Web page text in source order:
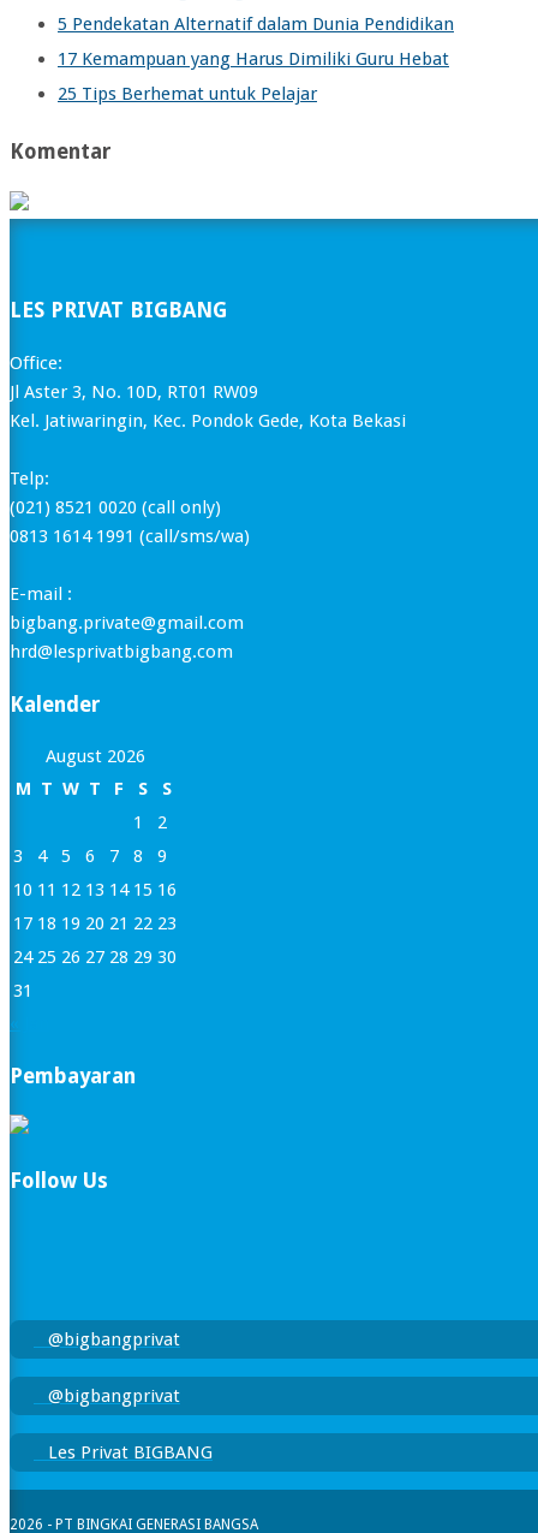
5 Pendekatan Alternatif dalam Dunia Pendidikan
17 Kemampuan yang Harus Dimiliki Guru Hebat
25 Tips Berhemat untuk Pelajar
Komentar
LES PRIVAT BIGBANG
Office:
Jl Aster 3, No. 10D, RT01 RW09
Kel. Jatiwaringin, Kec. Pondok Gede, Kota Bekasi
Telp:
(021) 8521 0020 (call only)
0813 1614 1991 (call/sms/wa)
E-mail :
bigbang.private@gmail.com
hrd@lesprivatbigbang.com
Kalender
August 2026
M T W T F S
S
1
2
3
4 5 6 7 8
9
10 11 12 13 14 15 16
17 18 19 20 21 22 23
24 25 26 27 28 29 30
31
« Jan
Pembayaran
Follow Us
@bigbangprivat
@bigbangprivat
Les Privat BIGBANG
2026 - PT BINGKAI GENERASI BANGSA